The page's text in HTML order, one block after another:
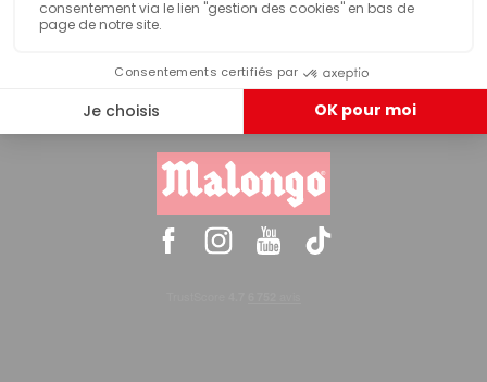
LIVRAISON OFFERTE
Dès 50€ d'achat